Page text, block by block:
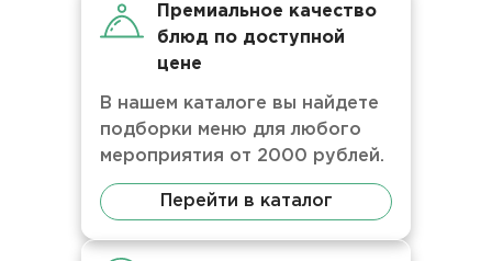
Премиальное качество
блюд по доступной
цене
В нашем каталоге вы найдете
подборки меню для любого
мероприятия от 2000 рублей.
Перейти в каталог